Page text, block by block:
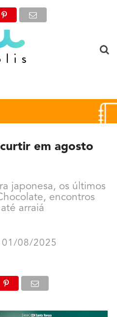
em agosto
japonesa, os últimos
encontros
arraiá
01/08/2025